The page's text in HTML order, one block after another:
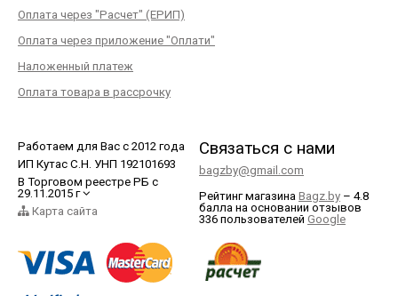
Оплата через "Расчет" (ЕРИП)
Оплата через приложение "Оплати"
Наложенный платеж
Оплата товара в рассрочку
Работаем для Вас с 2012 года
ИП Кутас С.Н. УНП 192101693
В Торговом реестре РБ с
29.11.2015 г
Карта сайта
Связаться с нами
bagzby@gmail.com
Рейтинг магазина Bagz.by – 4.8
балла на основании отзывов
336 пользователей Google